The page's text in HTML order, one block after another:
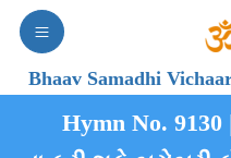
Bhaav Samadhi
Hymn No. 9130